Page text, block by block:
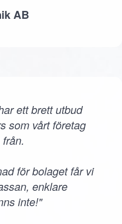
AB
ett brett utbud
som vårt företag
för bolaget får vi
enklare
inte!"